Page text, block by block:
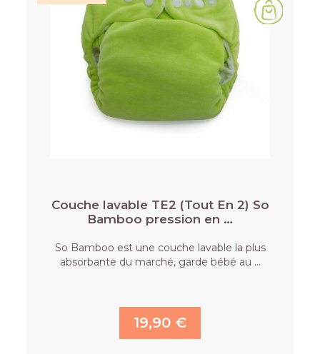
Couche lavable TE2 (Tout En 2) So
Bamboo pression en …
So Bamboo est une couche lavable la plus
absorbante du marché, garde bébé au …
19,90 €